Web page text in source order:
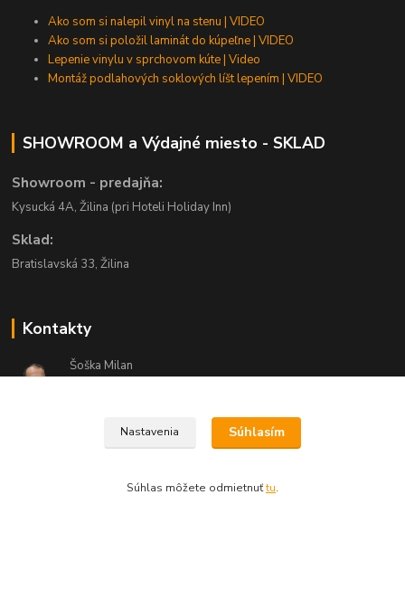
Ako som si nalepil vinyl na stenu | VIDEO
Ako som si položil laminát do kúpeľne | VIDEO
Lepenie vinylu v sprchovom kúte | Video
Montáž podlahových soklových líšt lepením | VIDEO
SHOWROOM a Výdajné miesto - SKLAD
Showroom - predajňa:
Kysucká 4A, Žilina (pri Hoteli Holiday Inn)
Sklad:
Bratislavská 33, Žilina
Kontakty
Šoška Milan
+421 903 444 448
objednavky@domexo.sk
Nastavenia Súhlasím
Súhlas môžete odmietnuťtu.